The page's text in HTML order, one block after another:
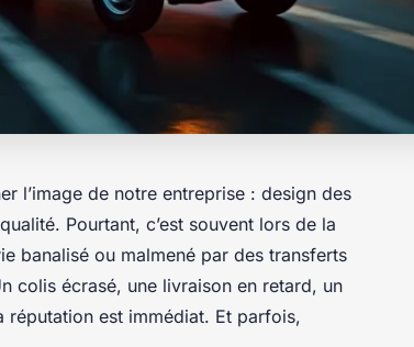
l’image de notre entreprise : design des
Pourtant, c’est souvent lors de la
banalisé ou malmené par des transferts
colis écrasé, une livraison en retard, un
réputation est immédiat. Et parfois,